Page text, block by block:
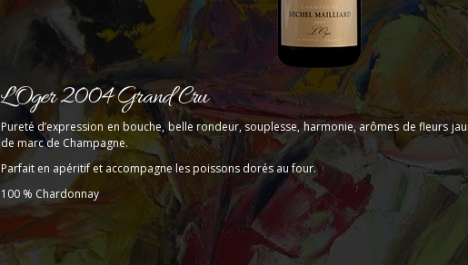
L’Oger 2004 Grand Cru
Pureté d’expression en bouche, belle rondeur, souplesse, harmonie, arômes de fleurs
de marc de Champagne.
Parfait en apéritif et accompagne les poissons dorés au four.
100 % Chardonnay